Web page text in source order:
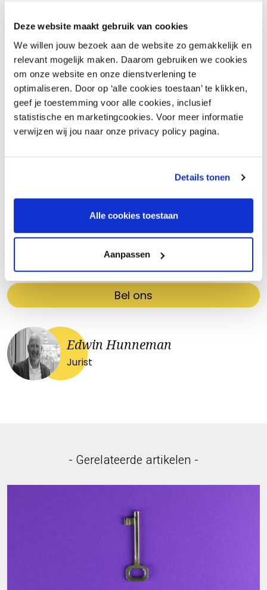
Deze website maakt gebruik van cookies
We willen jouw bezoek aan de website zo gemakkelijk en
relevant mogelijk maken. Daarom gebruiken we cookies
om onze website en onze dienstverlening te
optimaliseren. Door op ‘alle cookies toestaan’ te klikken,
geef je toestemming voor alle cookies, inclusief
statistische en marketingcookies. Voor meer informatie
verwijzen wij jou naar onze privacy policy pagina.
Details tonen
Alle cookies toestaan
Aanpassen
Neem dan contact met mij op, ik help je graag
Contacteer de adviseur
Bel ons
Edwin Hunneman
Jurist
- Gerelateerde artikelen -